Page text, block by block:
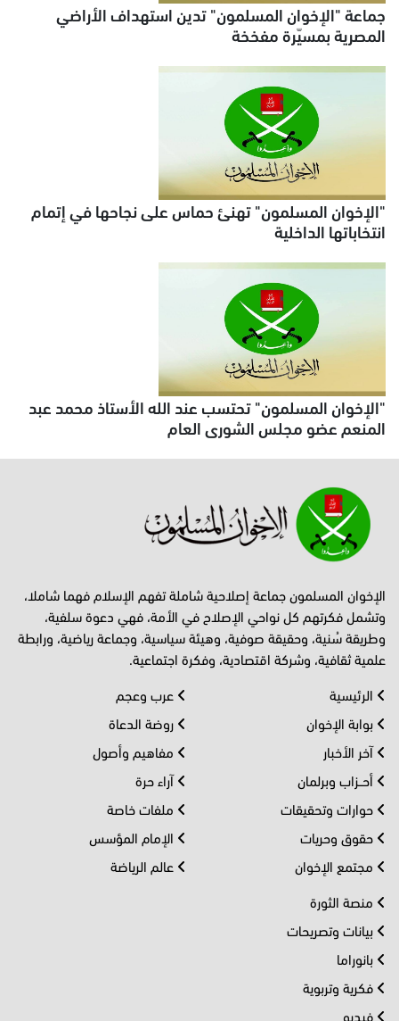
جماعة "الإخوان المسلمون" تدين استهداف الأراضي
المصرية بمسيّرة مفخخة
"الإخوان المسلمون" تهنئ حماس على نجاحها في إتمام
انتخاباتها الداخلية
"الإخوان المسلمون" تحتسب عند الله الأستاذ محمد عبد
المنعم عضو مجلس الشورى العام
الإخوان المسلمون جماعة إصلاحية شاملة تفهم الإسلام فهما شاملا،
وتشمل فكرتهم كل نواحي الإصلاح في الأمة، فهي دعوة سلفية،
وطريقة سُنية، وحقيقة صوفية، وهيئة سياسية، وجماعة رياضية، ورابطة
علمية ثقافية، وشركة اقتصادية، وفكرة اجتماعية.
الرئيسية
بوابة الإخوان
آخر الأخبار
أحــزاب وبرلمان
حوارات وتحقيقات
حقوق وحريات
مجتمع الإخوان
عرب وعجم
روضة الدعاة
مفاهيم وأصول
آراء حرة
ملفات خاصة
الإمام المؤسس
عالم الرياضة
منصة الثورة
بيانات وتصريحات
بانوراما
فكرية وتربوية
فيديو